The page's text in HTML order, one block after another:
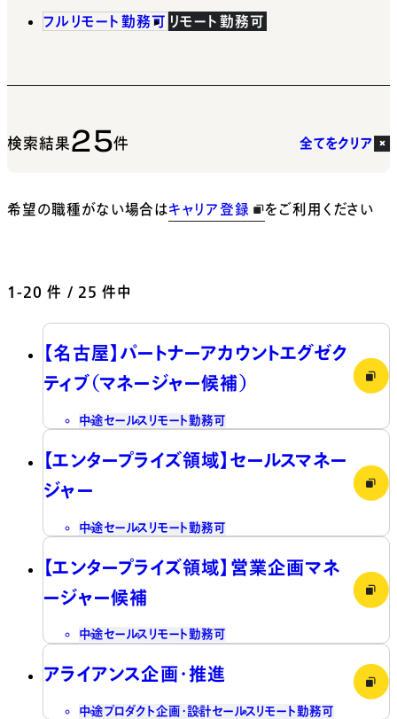
フルリモート勤務可 リモート勤務可
検索結果25件 全てをクリア
希望の職種がない場合はキャリア登録 をご利用ください
1-20 件 / 25 件中
【名古屋】パートナーアカウントエグゼク
ティブ（マネージャー候補）
中途セールス リモート勤務可
【エンタープライズ領域】セールスマネー
ジャー
中途セールス リモート勤務可
【エンタープライズ領域】営業企画マネ
ージャー候補
中途セールス リモート勤務可
アライアンス企画・推進
中途プロダクト企画・設計セールスリモート勤務可